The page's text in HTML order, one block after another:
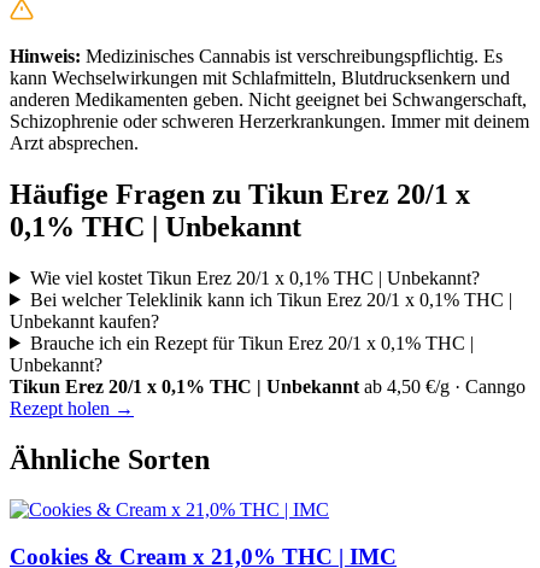
Hinweis: Medizinisches Cannabis ist verschreibungspflichtig. Es
kann Wechselwirkungen mit Schlafmitteln, Blutdrucksenkern und
anderen Medikamenten geben. Nicht geeignet bei Schwangerschaft,
Schizophrenie oder schweren Herzerkrankungen. Immer mit deinem
Arzt absprechen.
Häufige Fragen zu Tikun Erez 20/1 x
0,1% THC | Unbekannt
Wie viel kostet Tikun Erez 20/1 x 0,1% THC | Unbekannt?
Bei welcher Teleklinik kann ich Tikun Erez 20/1 x 0,1% THC |
Unbekannt kaufen?
Brauche ich ein Rezept für Tikun Erez 20/1 x 0,1% THC |
Unbekannt?
Tikun Erez 20/1 x 0,1% THC | Unbekannt ab 4,50 €/g · Canngo
Rezept holen →
Ähnliche Sorten
Cookies & Cream x 21,0% THC | IMC